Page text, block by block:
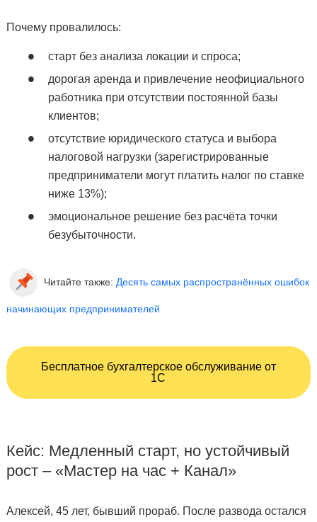
Почему провалилось:
старт без анализа локации и спроса;
дорогая аренда и привлечение неофициального
работника при отсутствии постоянной базы
клиентов;
отсутствие юридического статуса и выбора
налоговой нагрузки (зарегистрированные
предприниматели могут платить налог по ставке
ниже 13%);
эмоциональное решение без расчёта точки
безубыточности.
Читайте также: Десять самых распространённых ошибок
начинающих предпринимателей
Бесплатное бухгалтерское обслуживание от
1С
Кейс: Медленный старт, но устойчивый
рост – «Мастер на час + Канал»
Алексей, 45 лет, бывший прораб. После развода остался